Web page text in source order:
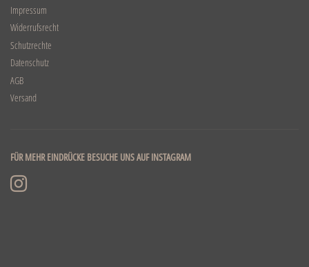
Impressum
Widerrufsrecht
Schutzrechte
Datenschutz
AGB
Versand
FÜR MEHR EINDRÜCKE BESUCHE UNS AUF INSTAGRAM